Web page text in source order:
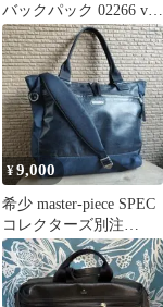
バックパック 02266 v2
ブラック
¥9,000
希少 master-piece SPEC
コレクターズ別注
2WAYバッグ